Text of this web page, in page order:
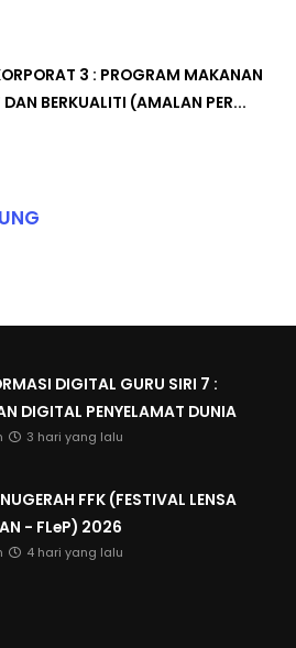
3 : PROGRAM MAKANAN
BERKUALITI (AMALAN PER...
DIGITAL GURU SIRI 7 :
DIGITAL PENYELAMAT DUNIA
3 hari yang lalu
FFK (FESTIVAL LENSA
- FLeP) 2026
4 hari yang lalu